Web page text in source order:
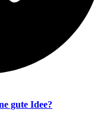
gute Idee?